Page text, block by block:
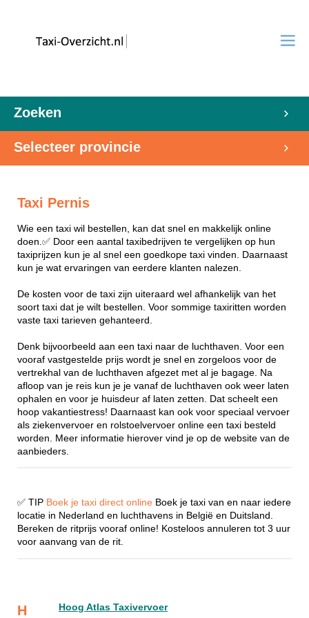
Zoeken
Selecteer provincie
Taxi Pernis
Wie een taxi wil bestellen, kan dat snel en makkelijk online
doen.✅ Door een aantal taxibedrijven te vergelijken op hun
taxiprijzen kun je al snel een goedkope taxi vinden. Daarnaast
kun je wat ervaringen van eerdere klanten nalezen.
De kosten voor de taxi zijn uiteraard wel afhankelijk van het
soort taxi dat je wilt bestellen. Voor sommige taxiritten worden
vaste taxi tarieven gehanteerd.
Denk bijvoorbeeld aan een taxi naar de luchthaven. Voor een
vooraf vastgestelde prijs wordt je snel en zorgeloos voor de
vertrekhal van de luchthaven afgezet met al je bagage. Na
afloop van je reis kun je je vanaf de luchthaven ook weer laten
ophalen en voor je huisdeur af laten zetten. Dat scheelt een
hoop vakantiestress! Daarnaast kan ook voor speciaal vervoer
als ziekenvervoer en rolstoelvervoer online een taxi besteld
worden. Meer informatie hierover vind je op de website van de
aanbieders.
✅ TIP Boek je taxi direct online Boek je taxi van en naar iedere
locatie in Nederland en luchthavens in België en Duitsland.
Bereken de ritprijs vooraf online! Kosteloos annuleren tot 3 uur
voor aanvang van de rit.
H Hoog Atlas Taxivervoer